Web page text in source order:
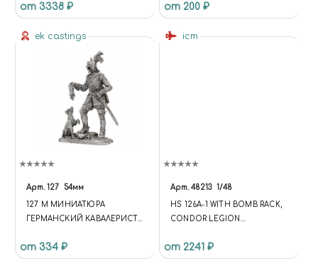
от 3338 ₽ от 200 ₽
ek castings
Арт. 127 54мм
127 M МИНИАТЮРА
ГЕРМАНСКИЙ КАВАЛЕРИСТ
от 334 ₽
icm
Арт. 48213 1/48
HS 126A-1 WITH BOMB RACK,
CONDOR LEGION
(ХЕНШЕЛЬ HS-126А-1 С
БОМБОДЕРЖАТЕЛЕМ,
от 2241 ₽